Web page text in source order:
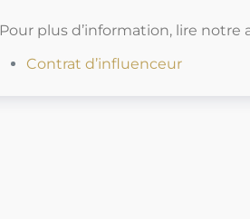
Pour plus d’information, lire notre
Contrat d’influenceur